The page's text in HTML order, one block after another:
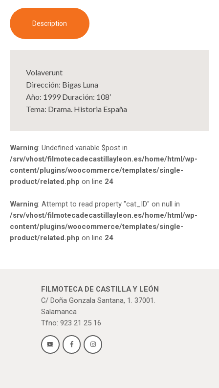
Description
Volaverunt
Dirección: Bigas Luna
Año: 1999 Duración: 108’
Tema: Drama. Historia España
Warning: Undefined variable $post in
/srv/vhost/filmotecadecastillayleon.es/home/html/wp-
content/plugins/woocommerce/templates/single-
product/related.php on line 24
Warning: Attempt to read property "cat_ID" on null in
/srv/vhost/filmotecadecastillayleon.es/home/html/wp-
content/plugins/woocommerce/templates/single-
product/related.php on line 24
FILMOTECA DE CASTILLA Y LEÓN
C/ Doña Gonzala Santana, 1. 37001.
Salamanca
Tfno: 923 21 25 16